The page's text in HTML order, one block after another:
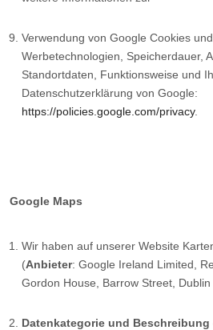
Verwendung von Google Cookies
Werbetechnologien, Speicherdauer,
Standortdaten, Funktionsweise und
Datenschutzerklärung von Google:
https://policies.google.com/privacy.
Google Maps
Wir haben auf unserer Website
(Anbieter: Google Ireland Limited,
Gordon House, Barrow Street,
Datenkategorie und Beschreibung